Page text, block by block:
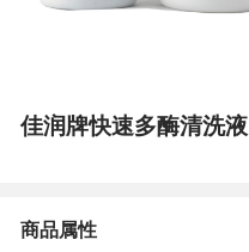
佳润牌快速多酶清洗液
商品属性